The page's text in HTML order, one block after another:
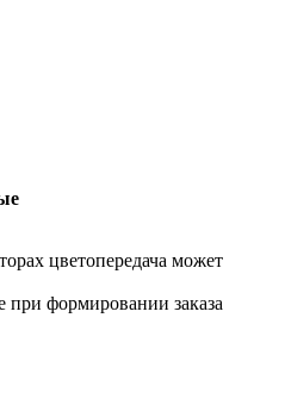
цветопередача может
формировании заказа